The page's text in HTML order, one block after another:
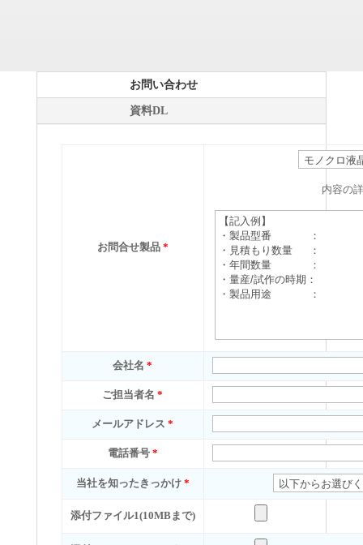
お問い合わせ
資料DL
お問合せ製品 *
内容の
会社名*
ご担当者名*
メールアドレス*
電話番号 *
当社を知ったきっかけ *
添付ファイル1(10MBまで)